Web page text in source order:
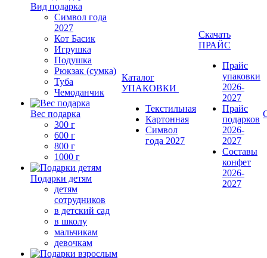
Вид подарка
Символ года
2027
Кот Басик
Игрушка
Подушка
Рюкзак (сумка)
Туба
Чемоданчик
Вес подарка
300 г
600 г
800 г
1000 г
Подарки детям
детям
сотрудников
в детский сад
в школу
мальчикам
девочкам
Каталог
УПАКОВКИ
Текстильная
Картонная
Символ
года 2027
Скачать
ПРАЙС
Прайс
упаковки
2026-
2027
Прайс
подарков
2026-
2027
Составы
конфет
2026-
2027